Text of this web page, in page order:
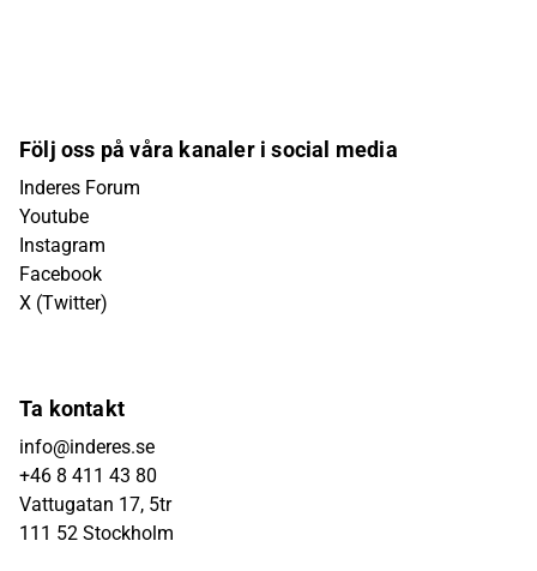
Följ oss på våra kanaler i social media
Inderes Forum
Youtube
Instagram
Facebook
X (Twitter)
Ta kontakt
info@inderes.se
+46 8 411 43 80
Vattugatan 17, 5tr
111 52 Stockholm